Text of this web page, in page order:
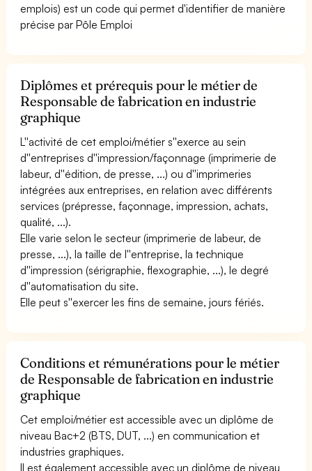
emplois) est un code qui permet d'identifier de manière
précise par Pôle Emploi
Diplômes et prérequis pour le métier de
Responsable de fabrication en industrie
graphique
L''activité de cet emploi/métier s''exerce au sein
d''entreprises d''impression/façonnage (imprimerie de
labeur, d''édition, de presse, ...) ou d''imprimeries
intégrées aux entreprises, en relation avec différents
services (prépresse, façonnage, impression, achats,
qualité, ...).
Elle varie selon le secteur (imprimerie de labeur, de
presse, ...), la taille de l''entreprise, la technique
d''impression (sérigraphie, flexographie, ...), le degré
d''automatisation du site.
Elle peut s''exercer les fins de semaine, jours fériés.
Conditions et rémunérations pour le métier
de Responsable de fabrication en industrie
graphique
Cet emploi/métier est accessible avec un diplôme de
niveau Bac+2 (BTS, DUT, ...) en communication et
industries graphiques.
Il est également accessible avec un diplôme de niveau